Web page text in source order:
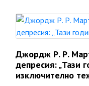
Джордж Р. Р.
депресия: „Тази
изключително